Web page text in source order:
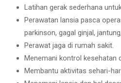
Latihan gerak sederhana
Perawatan lansia pasca
parkinson, gagal ginjal,
Perawat jaga di rumah sakit.
Menemani kontrol kesehatan
Membantu aktivitas sehari-